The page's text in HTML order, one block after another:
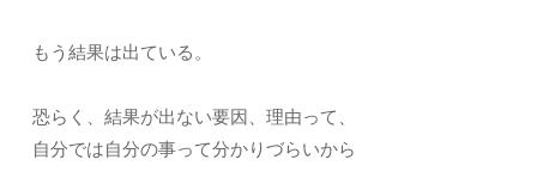
もう結果は出ている。
恐らく、結果が出ない要因、理由って、
自分では自分の事って分かりづらいから